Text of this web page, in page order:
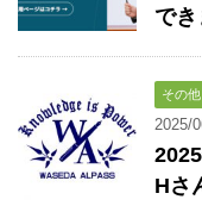
で
その他
2025/
Hさ